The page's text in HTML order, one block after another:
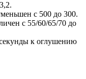
с 500 до 300.
с 55/60/65/70 до
к оглушению